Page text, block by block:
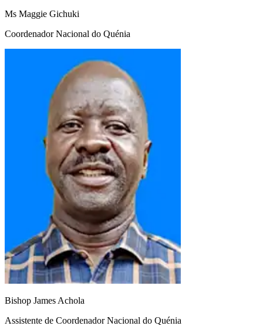
Ms Maggie Gichuki
Coordenador Nacional do Quénia
Bishop James Achola
Assistente de Coordenador Nacional do Quénia